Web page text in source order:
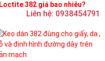
Loctite 382 giá bao nhiêu?
Liên hệ: 0938454791